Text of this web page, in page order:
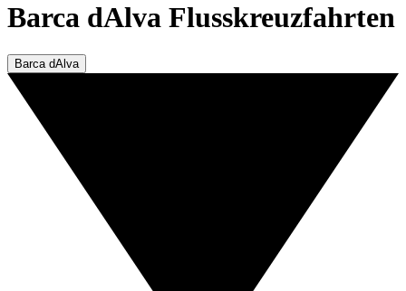
Barca dAlva Flusskreuzfahrten
Barca dAlva